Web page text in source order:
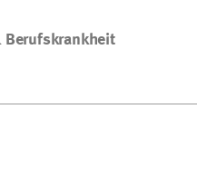
Berufskrankheit